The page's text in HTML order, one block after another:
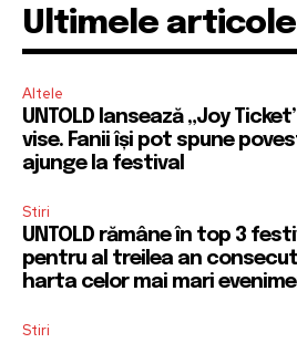
Ultimele articole
Altele
UNTOLD lansează „Joy
vise. Fanii își pot spune
ajunge la festival
Stiri
UNTOLD rămâne în top 3
pentru al treilea an
harta celor mai mari
Stiri